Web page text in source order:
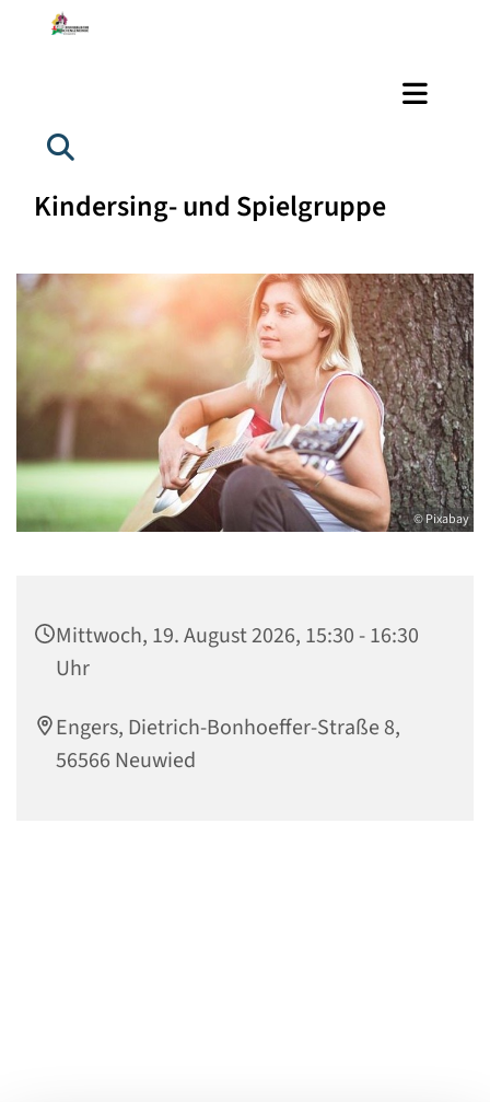
Kindersing- und Spielgruppe
© Pixabay
Mittwoch, 19. August 2026, 15:30 - 16:30
Uhr
Engers, Dietrich-Bonhoeffer-Straße 8,
56566 Neuwied